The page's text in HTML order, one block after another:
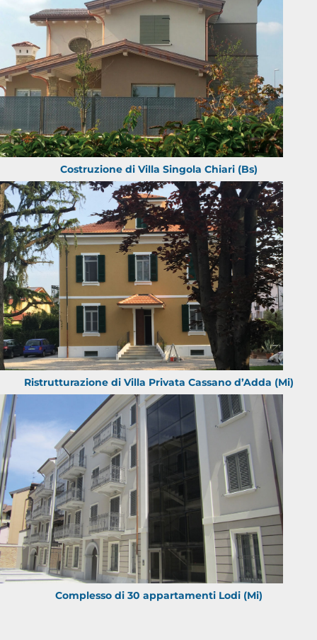
Costruzione di Villa Singola Chiari (Bs)
Ristrutturazione di Villa Privata Cassano d’Adda (Mi)
Complesso di 30 appartamenti Lodi (Mi)